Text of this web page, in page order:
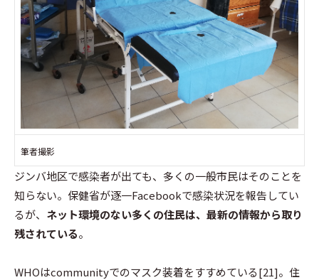
筆者撮影
ジンバ地区で感染者が出ても、多くの一般市民はそのことを
知らない。保健省が逐一Facebookで感染状況を報告してい
るが、 ネット環境のない多くの住民は、最新の情報から取り
残されている。
WHOはcommunityでのマスク装着をすすめている[21]。住